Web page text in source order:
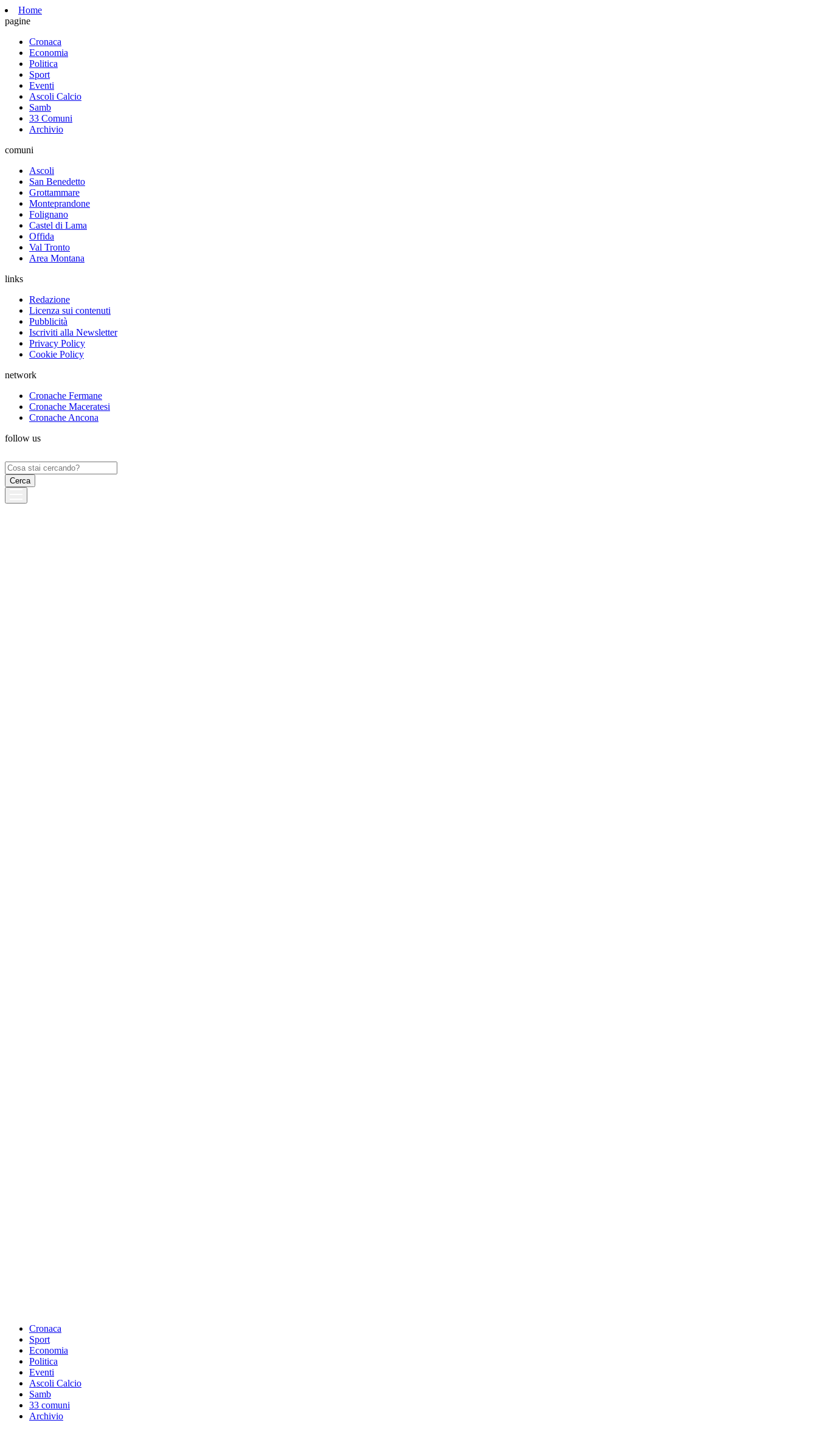
Home
pagine
Cronaca
Economia
Politica
Sport
Eventi
Ascoli Calcio
Samb
33 Comuni
Archivio
comuni
Ascoli
San Benedetto
Grottammare
Monteprandone
Folignano
Castel di Lama
Offida
Val Tronto
Area Montana
links
Redazione
Licenza sui contenuti
Pubblicità
Iscriviti alla Newsletter
Privacy Policy
Cookie Policy
network
Cronache Fermane
Cronache Maceratesi
Cronache Ancona
follow us
Ricerca
per:
Cronaca
Sport
Economia
Politica
Eventi
Ascoli Calcio
Samb
33 comuni
Archivio